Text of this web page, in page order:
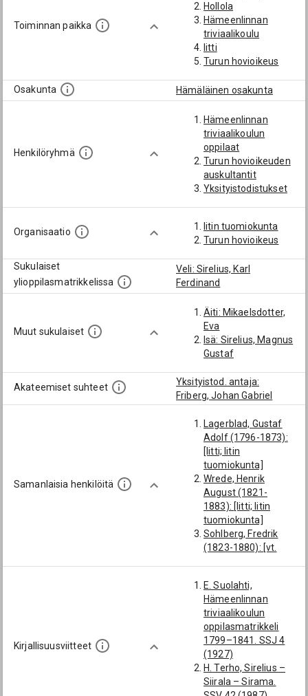
Toiminnan paikka
Hollola
Hämeenlinnan
triviaalikoulu
Iitti
Turun hovioikeus
Osakunta Hämäläinen osakunta
Henkilöryhmä
Hämeenlinnan
triviaalikoulun
oppilaat
Turun hovioikeuden
auskultantit
Yksityistodistukset
Organisaatio
Iitin tuomiokunta
Turun hovioikeus
Sukulaiset
ylioppilasmatrikkelissa
Veli: Sirelius, Karl
Ferdinand
Muut sukulaiset
Äiti: Mikaelsdotter,
Eva
Isä: Sirelius, Magnus
Gustaf
Akateemiset suhteet
Yksityistod. antaja:
Friberg, Johan Gabriel
Samanlaisia henkilöitä
Lagerblad, Gustaf
Adolf (1796-1873):
[Iitti; Iitin
tuomiokunta]
Wrede, Henrik
August (1821-
1883): [Iitti; Iitin
tuomiokunta]
Sohlberg, Fredrik
(1823-1880): [vt.
lokakuu 1842]
Kirjallisuusviitteet
E. Suolahti,
Hämeenlinnan
triviaalikoulun
oppilasmatrikkeli
1799–1841. SSJ 4
(1927)
H. Terho, Sirelius –
Siirala – Sirama.